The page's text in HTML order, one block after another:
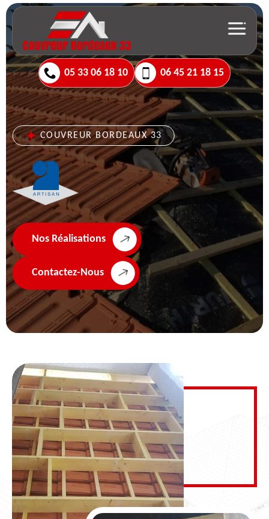
05 33 06 18 10 06 45 21 18 15
COUVREUR BORDEAUX 33
Nos Réalisations
Contactez-Nous